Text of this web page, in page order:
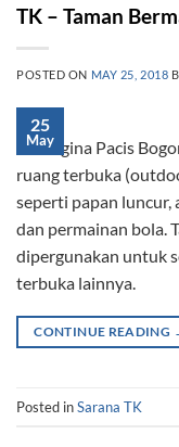
TK – Taman
POSTED ON MAY 25, 2018
25
May
TK Regina Pacis
ruang terbuka
seperti papan luncur,
dan permainan bola.
dipergunakan untuk
terbuka lainnya.
CONTINUE READING
Posted inSarana TK